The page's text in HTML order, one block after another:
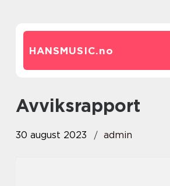
HANSMUSIC.no
Avviksrapport
30 august 2023 admin